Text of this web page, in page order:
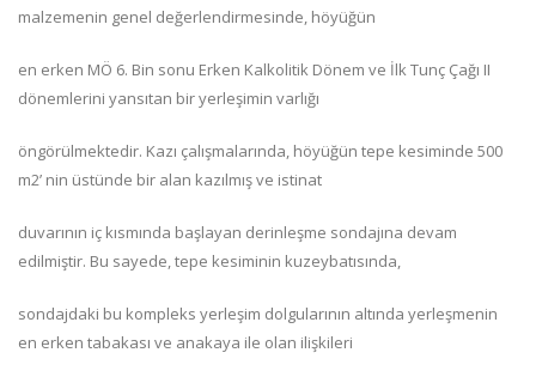
malzemenin genel değerlendirmesinde, höyüğün
en erken MÖ 6. Bin sonu Erken Kalkolitik Dönem ve İlk Tunç Çağı II
dönemlerini yansıtan bir yerleşimin varlığı
öngörülmektedir. Kazı çalışmalarında, höyüğün tepe kesiminde 500
m2’ nin üstünde bir alan kazılmış ve istinat
duvarının iç kısmında başlayan derinleşme sondajına devam
edilmiştir. Bu sayede, tepe kesiminin kuzeybatısında,
sondajdaki bu kompleks yerleşim dolgularının altında yerleşmenin
en erken tabakası ve anakaya ile olan ilişkileri